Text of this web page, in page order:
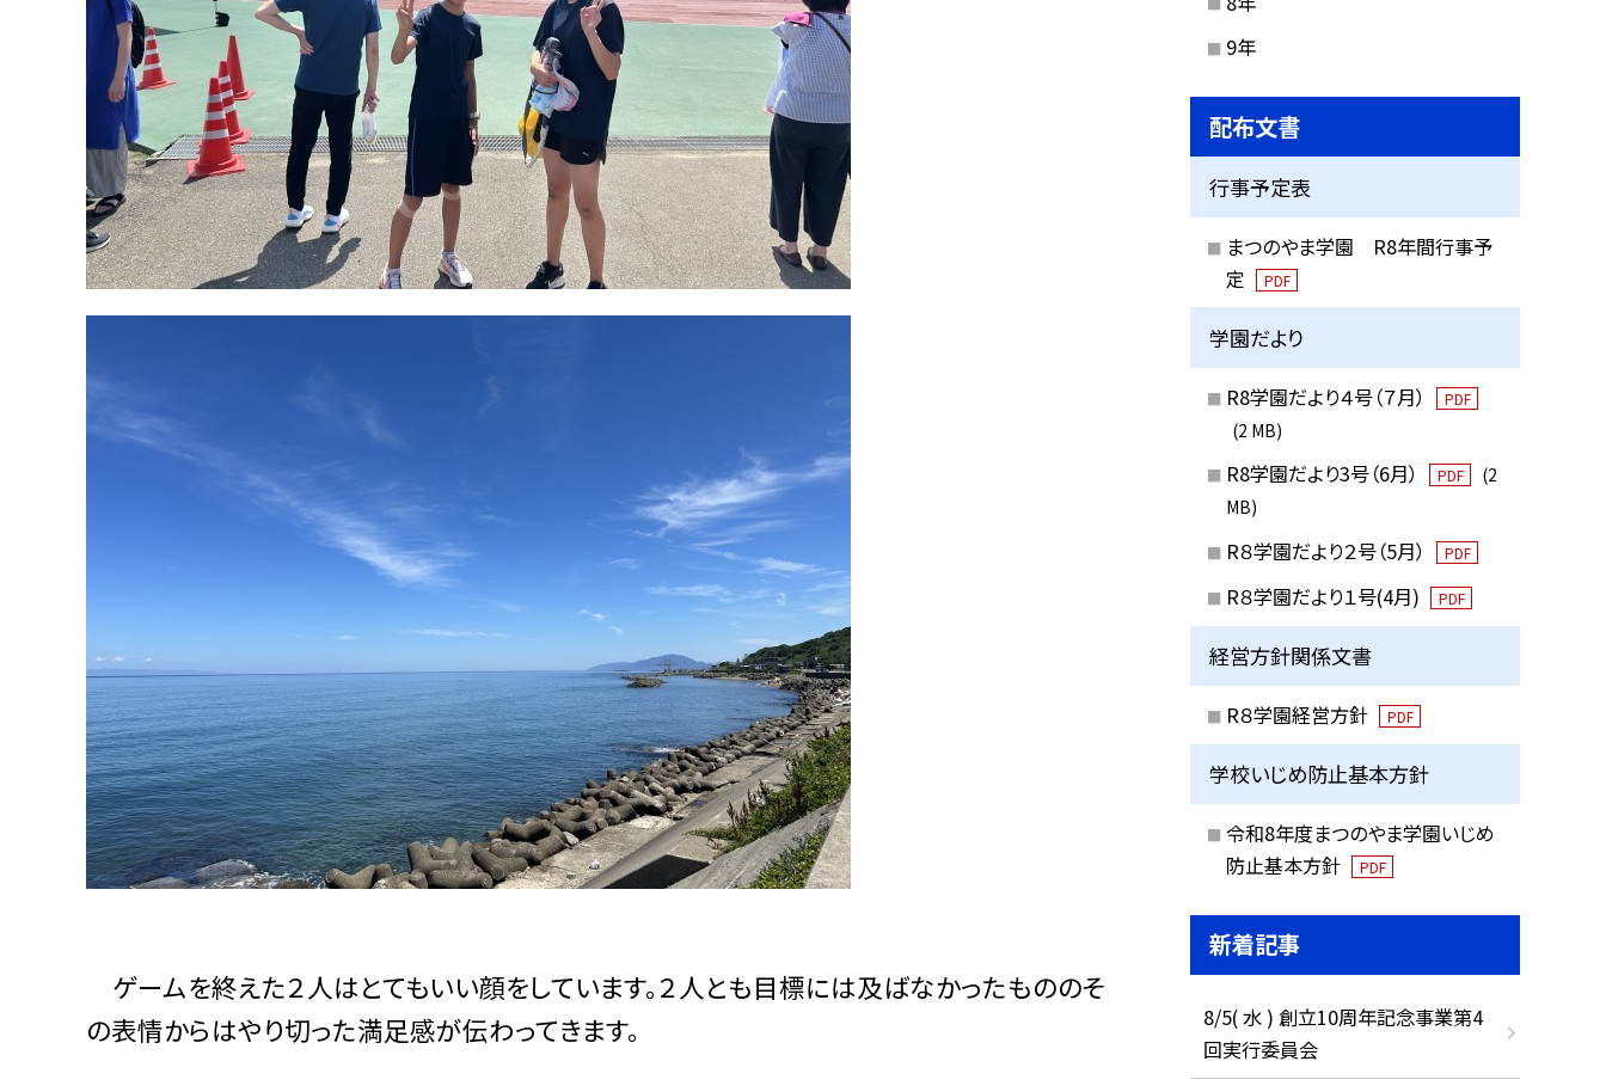
ゲームを終えた２人はとてもいい顔をしています。２人とも目標には及ばなかったもののそ
の表情からはやり切った満足感が伝わってきます。
9年
配布文書
行事予定表
まつのやま学園 R8年間行事予
定
PDF
学園だより
R8学園だより４号（７月） PDF
(2 MB)
R8学園だより3号（6月） PDF
(2
MB)
R８学園だより２号（5月） PDF
R８学園だより１号(4月) PDF
経営方針関係文書
R８学園経営方針 PDF
学校いじめ防止基本方針
令和8年度まつのやま学園いじめ
防止基本方針
PDF
新着記事
8/5( 水 ) 創立10周年記念事業第4
回実行委員会